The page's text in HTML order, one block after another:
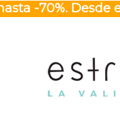
-70%.